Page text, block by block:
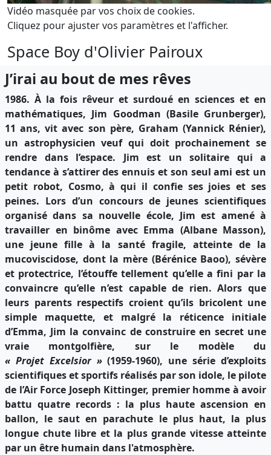
Vidéo masquée par vos choix de cookies.
Cliquez pour ajuster vos paramètres et l'afficher.
Space Boy d'Olivier Pairoux
J’irai au bout de mes rêves
1986. À la fois rêveur et surdoué en sciences et en
mathématiques, Jim Goodman (Basile Grunberger),
11 ans, vit avec son père, Graham (Yannick Rénier),
un astrophysicien veuf qui doit prochainement se
rendre dans l’espace. Jim est un solitaire qui a
tendance à s’attirer des ennuis et son seul ami est un
petit robot, Cosmo, à qui il confie ses joies et ses
peines. Lors d’un concours de jeunes scientifiques
organisé dans sa nouvelle école, Jim est amené à
travailler en binôme avec Emma (Albane Masson),
une jeune fille à la santé fragile, atteinte de la
mucoviscidose, dont la mère (Bérénice Baoo), sévère
et protectrice, l’étouffe tellement qu’elle a fini par la
convaincre qu’elle n’est capable de rien. Alors que
leurs parents respectifs croient qu’ils bricolent une
simple maquette, et malgré la réticence initiale
d’Emma, Jim la convainc de construire en secret une
vraie montgolfière, sur le modèle du
« Projet Excelsior »(1959-1960), une série d’exploits
scientifiques et sportifs réalisés par son idole, le pilote
de l’Air Force Joseph Kittinger, premier homme à avoir
battu quatre records : la plus haute ascension en
ballon, le saut en parachute le plus haut, la plus
longue chute libre et la plus grande vitesse atteinte
par un être humain dans l'atmosphère.